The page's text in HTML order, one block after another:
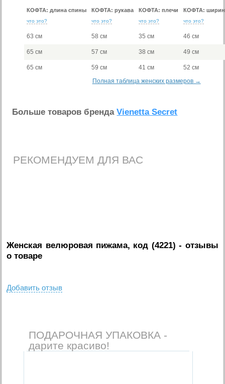
КОФТА: длина спины
что это?
КОФТА: рукава
что это?
КОФТА: плечи
что это?
КОФТА:
что это?
63 см 58 см 35 см 46 см
65 см 57 см 38 см 49 см
65 см 59 см 41 см
52 см
Полная таблица женских размеров →
Больше товаров брендаVienetta Secret
РЕКОМЕНДУЕМ ДЛЯ ВАС
Женская велюровая пижама, код (4221) - отзывы
о товаре
Добавить отзыв
ПОДАРОЧНАЯ УПАКОВКА -
дарите красиво!